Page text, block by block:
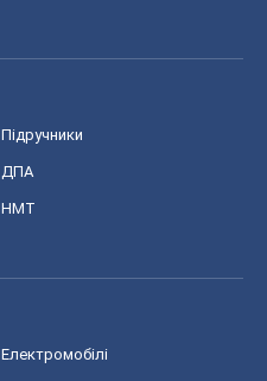
Підручники
ДПА
НМТ
Електромобілі